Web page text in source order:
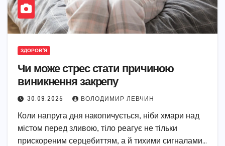
ЗДОРОВ'Я
Чи може стрес стати причиною
виникнення закрепу
30.09.2025 ВОЛОДИМИР ЛЕВЧИН
Коли напруга дня накопичується, ніби хмари над
містом перед зливою, тіло реагує не тільки
прискореним серцебиттям, а й тихими сигналами…